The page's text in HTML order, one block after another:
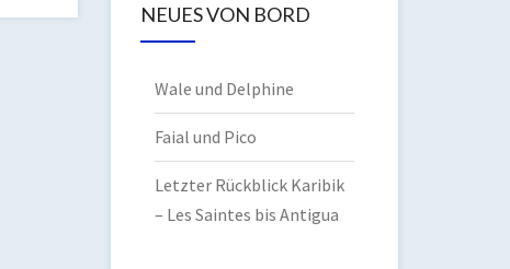
NEUES VON BORD
Wale und Delphine
Faial und Pico
Letzter Rückblick Karibik
– Les Saintes bis Antigua